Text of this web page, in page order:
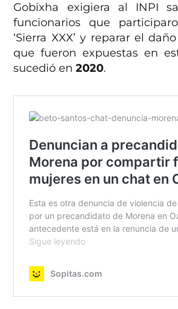
Gobixha exigiera al INPI
funcionarios que
‘Sierra XXX’ y reparar el
que fueron expuestas en
sucedió en2020.